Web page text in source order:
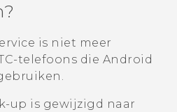
is niet meer
telefoons die Android
up is gewijzigd naar